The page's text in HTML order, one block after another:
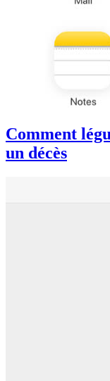
Comment
un décès